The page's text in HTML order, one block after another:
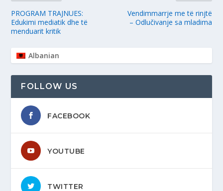
PROGRAM TRAJNUES:
Edukimi mediatik dhe të
menduarit kritik
Vendimmarrje me të rinjtë
– Odlučivanje sa mladima
Albanian
FOLLOW US
FACEBOOK
YOUTUBE
TWITTER